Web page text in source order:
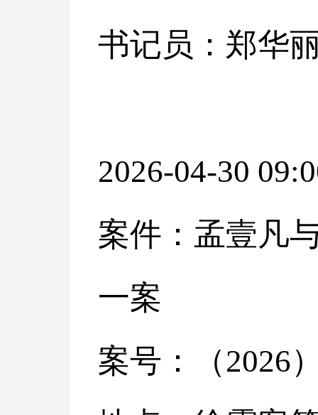
书记员：郑华
2026-04-30
案件：孟壹凡
一案
案号：（2026